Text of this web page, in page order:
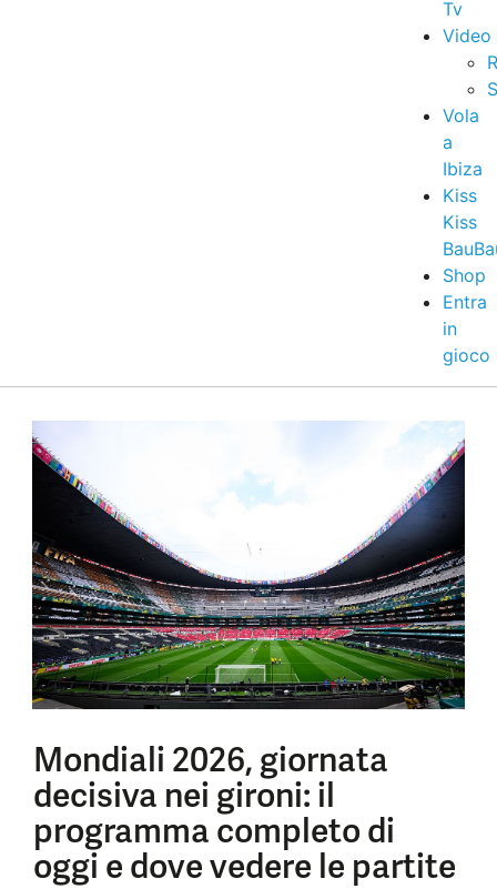
Tv
Video
Vola
a
Ibiza
Kiss
Kiss
Shop
Entra
in
gioco
Mondiali 2026, giornata
decisiva nei gironi: il
programma completo di
oggi e dove vedere le partite